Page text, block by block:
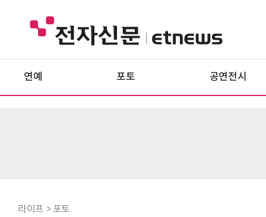
연예 포토 공연전시
라이프 > 포토